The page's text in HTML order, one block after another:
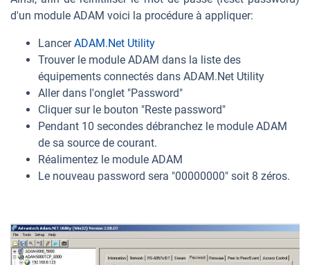
d'un module ADAM voici la procédure à appliquer:
LancerADAM.Net Utility
Trouver le module ADAM dans la liste des
équipements connectés dans ADAM.Net Utility
Aller dans l'onglet "Password"
Cliquer sur le bouton "Reste password"
Pendant 10 secondes débranchez le module ADAM
de sa source de courant.
Réalimentez le module ADAM
Le nouveau password sera "00000000" soit 8 zéros.